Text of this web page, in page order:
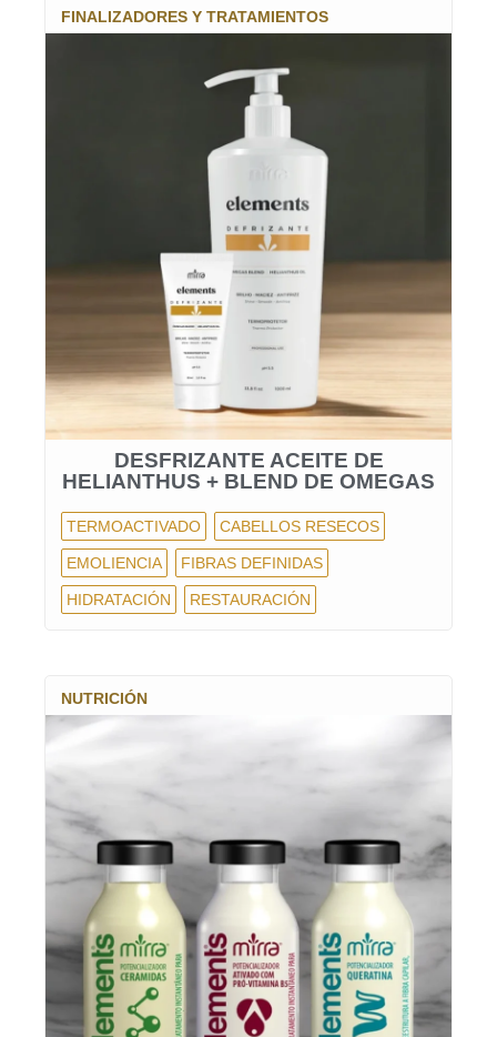
FINALIZADORES Y TRATAMIENTOS
DESFRIZANTE ACEITE DE
HELIANTHUS + BLEND DE OMEGAS
TERMOACTIVADO CABELLOS RESECOS
EMOLIENCIA FIBRAS DEFINIDAS
HIDRATACIÓN RESTAURACIÓN
NUTRICIÓN